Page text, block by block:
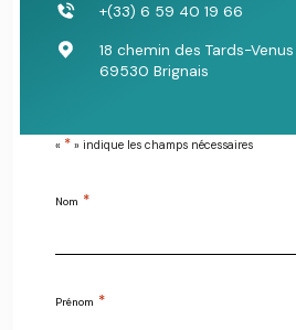
+(33) 6 59 40 19 66
18 chemin des Tards-Venus
69530 Brignais
« * » indique les champs nécessaires
Nom *
Prénom *